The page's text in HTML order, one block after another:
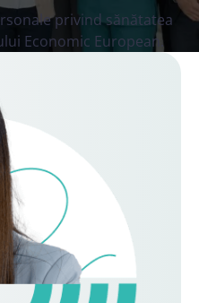
privind sănătatea
Economic European.